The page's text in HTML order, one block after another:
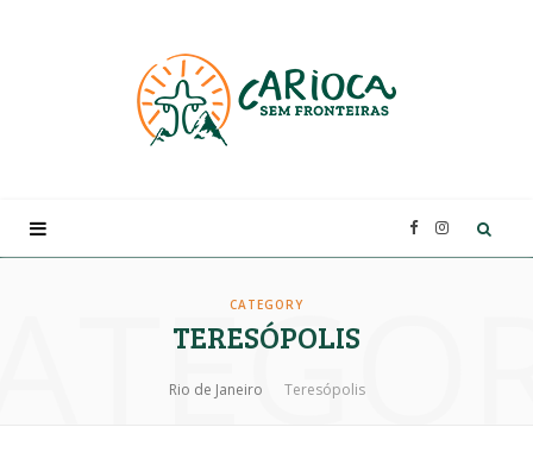
F I
CATEGORY
TERESÓPOLIS
Rio de Janeiro Teresópolis